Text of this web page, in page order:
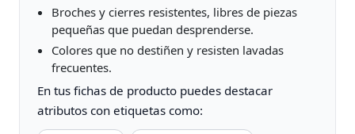
Broches y cierres resistentes, libres de piezas
pequeñas que puedan desprenderse.
Colores que no destiñen y resisten lavadas
frecuentes.
En tus fichas de producto puedes destacar
atributos con etiquetas como: